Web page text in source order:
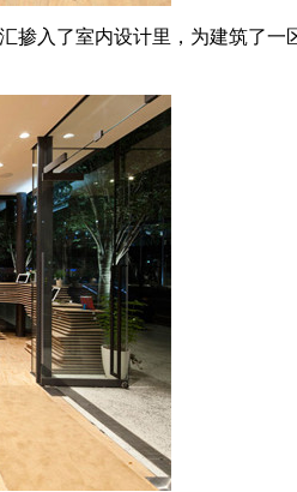
掺入了室内设计里，为建筑了一